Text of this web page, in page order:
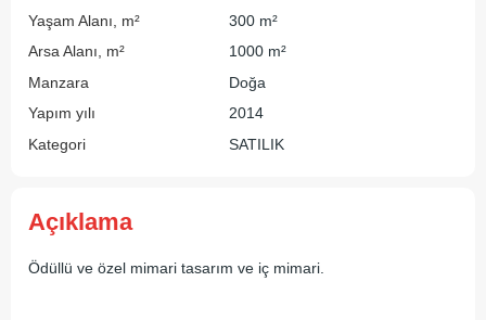
Yaşam Alanı, m²
300 m²
Arsa Alanı, m²
1000 m²
Manzara
Doğa
Yapım yılı
2014
Kategori
SATILIK
Açıklama
Ödüllü ve özel mimari tasarım ve iç mimari.